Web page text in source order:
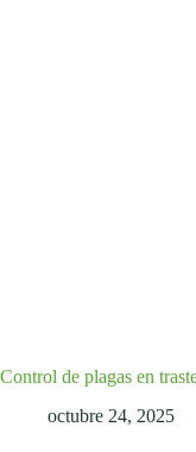
Control de plagas en
octubre 24, 2025